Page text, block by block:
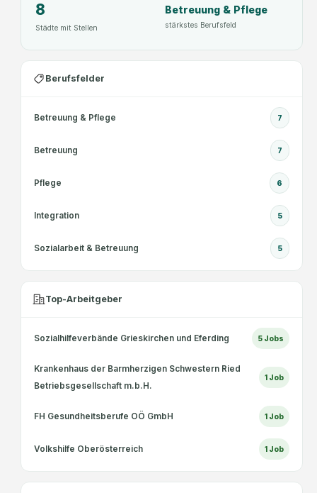
8
Städte mit Stellen
Betreuung & Pflege
stärkstes Berufsfeld
Berufsfelder
Betreuung & Pflege 7
Betreuung 7
Pflege 6
Integration 5
Sozialarbeit & Betreuung 5
Top-Arbeitgeber
Sozialhilfeverbände Grieskirchen und Eferding 5 Jobs
Krankenhaus der Barmherzigen Schwestern Ried
Betriebsgesellschaft m.b.H.
1 Job
FH Gesundheitsberufe OÖ GmbH 1 Job
Volkshilfe Oberösterreich 1 Job